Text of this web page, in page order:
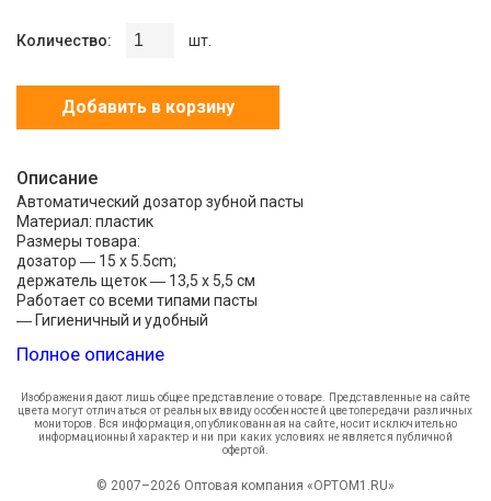
Количество: шт.
Добавить в корзину
Описание
Автоматический дозатор зубной пасты
Материал: пластик
Размеры товара:
дозатор ― 15 х 5.5cm;
держатель щеток ― 13,5 х 5,5 см
Работает со всеми типами пасты
― Гигиеничный и удобный
― Держатель зубных щеток имеет крышку которая защищает
В пакет включено:
1x Автоматический дозатор зубной пасты
1x Держатель для зубных щеток
Полное описание
Изображения дают лишь общее представление о товаре. Представленные на сайте
цвета могут отличаться от реальных ввиду особенностей цветопередачи различных
мониторов. Вся информация, опубликованная на сайте, носит исключительно
информационный характер и ни при каких условиях не является публичной
офертой.
© 2007–2026 Оптовая компания «OPTOM1.RU»